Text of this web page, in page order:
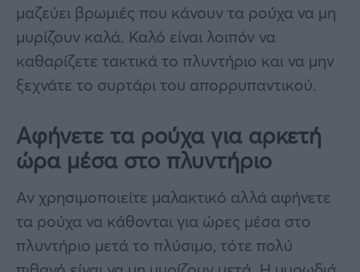
μαζεύει βρωμιές που κάνουν τα ρούχα να μη
μυρίζουν καλά. Καλό είναι λοιπόν να
καθαρίζετε τακτικά το πλυντήριο και να μην
ξεχνάτε το συρτάρι του απορρυπαντικού.
Αφήνετε τα ρούχα για αρκετή
ώρα μέσα στο πλυντήριο
Αν χρησιμοποιείτε μαλακτικό αλλά αφήνετε
τα ρούχα να κάθονται για ώρες μέσα στο
πλυντήριο μετά το πλύσιμο, τότε πολύ